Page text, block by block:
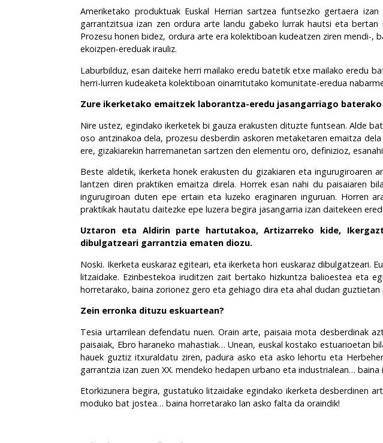
Ameriketako produktuak Euskal Herrian sartzea funtsezko gertaera
garrantzitsua izan zen ordura arte landu gabeko lurrak hautsi eta
Prozesu honen bidez, ordura arte era kolektiboan kudeatzen ziren mendi-,
ekoizpen-ereduak irauliz.
Laburbilduz, esan daiteke herri mailako eredu batetik etxe mailako eredu
herri-lurren kudeaketa kolektiboan oinarritutako komunitate-eredua
Zure ikerketako emaitzek laborantza-eredu jasangarriago
Nire ustez, egindako ikerketek bi gauza erakusten dituzte funtsean. Alde
oso antzinakoa dela, prozesu desberdin askoren metaketaren emaitza
ere, gizakiarekin harremanetan sartzen den elementu oro, definizioz,
Beste aldetik, ikerketa honek erakusten du gizakiaren eta ingurugiroaren
lantzen diren praktiken emaitza direla. Horrek esan nahi du paisaiaren
ingurugiroan duten epe ertain eta luzeko eraginaren inguruan. Horren
praktikak hautatu daitezke epe luzera begira jasangarria izan daitekeen
Uztaron eta Aldirin parte hartutakoa, Artizarreko kide,
dibulgatzeari garrantzia ematen diozu.
Noski. Ikerketa euskaraz egiteari, eta ikerketa hori euskaraz dibulgatzeari.
litzaidake. Ezinbestekoa iruditzen zait bertako hizkuntza balioestea eta
horretarako, baina zorionez gero eta gehiago dira eta ahal dudan guztietan
Zein erronka dituzu eskuartean?
Tesia urtarrilean defendatu nuen. Orain arte, paisaia mota desberdinak
paisaiak, Ebro haraneko mahastiak… Unean, euskal kostako estuarioetan
hauek guztiz itxuraldatu ziren, padura asko eta asko lehortu eta
garrantzia izan zuen XX. mendeko hedapen urbano eta industrialean…
Etorkizunera begira, gustatuko litzaidake egindako ikerketa desberdinen
moduko bat jostea… baina horretarako lan asko falta da oraindik!